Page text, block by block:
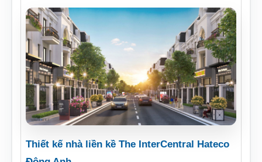
Thiết kế nhà liền kề The InterCentral Hateco